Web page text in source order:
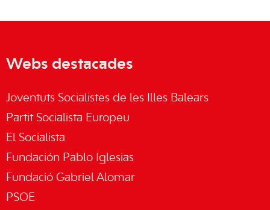
Webs destacades
Joventuts Socialistes de les Illes Balears
Partit Socialista Europeu
El Socialista
Fundación Pablo Iglesias
Fundació Gabriel Alomar
PSOE